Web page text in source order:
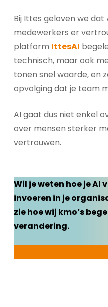
Bij Ittes geloven we
medewerkers er
platform IttesAI
technisch, maar ook
tonen snel waarde, en
opvolging dat je team
AI gaat dus niet enkel
over mensen sterker
vertrouwen.
Wil je weten hoe je AI
invoeren in je
zie hoe wij kmo’s
verandering.